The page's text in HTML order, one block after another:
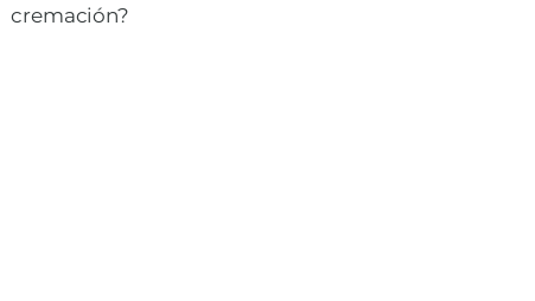
cremación?